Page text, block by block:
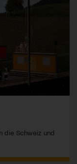
die Schweiz und